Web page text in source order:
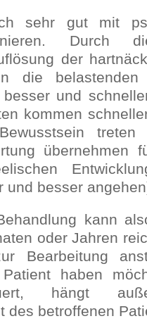
sehr gut mit
Durch
der
die
und
kommen
treten
übernehmen
und besser
kann
oder Jahren
Bearbeitung
haben
hängt
des betroffenen